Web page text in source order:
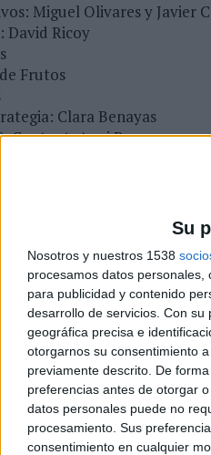
Su
Nosotros y nuestros 1538
procesamos datos
para publicidad y contenido
desarrollo de servicios. Con su
geográfica precisa e
otorgarnos su consentimiento
previamente descrito. De
preferencias antes de otorgar
datos personales puede no
procesamiento. Sus
consentimiento en cualquier
Miguel Olivares y Javier
David Ricoy
Frutos
Clara Benayas
Content: Auxi Barea
Pascual
Valentín López Vaquero
Cano
/ producción
Dumont
Aisen
el cáncer